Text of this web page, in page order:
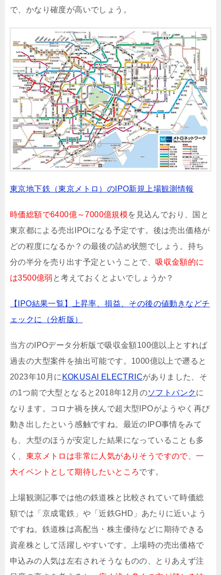
で、かなり確度が高いでしょう。
東京地下鉄（東京メトロ）のIPO新規上場観測情報
時価総額で6400億～7000億規模を見込んでおり、国と
東京都による売出IPOになる予定です。後は売出価格が
どの程度になるか？の最後の詰め状態でしょう。持ち
分の半分を売り出す予定ということで、 吸収金額的に
は3500億弱 と考えておくとよいでしょうか？
【IPO結果一覧】上昇率、損益、その後の値動きなどチ
ェックに（分析版）
当方のIPOデータ分析版で吸収金額100億以上とすれば
過去の大型案件を抽出可能です。1000億以上で遡ると
2023年10月に KOKUSAI ELECTRICがありました、そ
の1つ前で大型となると2018年12月のソフトバンクに
なります。コロナ禍を挟んで超大型IPOがようやく再び
動き出したという感触ですね。最近のIPO事情をみて
も、大型のほうが安定した結果になっていることも多
く、 東京メトロは非常に人気がありそうですので、一
大イベントとして期待したいところです。
上場観測記事では他の鉄道株と比較されていて時価総
額では「京成電鉄」や「近鉄GHD」あたりに近いよう
ですね。鉄道株は高配当・株主優待などに期待できる
資産株として活躍しやすいです。上場時の売出価格で
申込みの人気は左右されそうなものの、とりあえず注